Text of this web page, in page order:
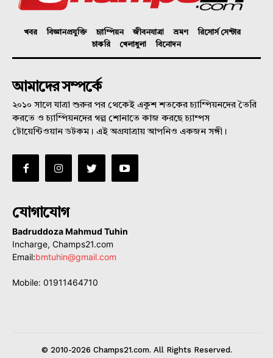
খবর বিজ্ঞানপ্রযুক্তি চ্যাম্পিয়ন জীবনযাত্রা ভ্রমণ
রিসোর্স সেন্টার
চাকরি
খেলাধুলা বিনোদন
আমাদের সম্পর্কে
২০১০ সালে যাত্রা শুরুর পর থেকেই একুশ শতকের চ্যাম্পিয়নদের তৈরি
করতে ও চ্যাম্পিয়নদের গল্প শোনাতে কাজ করছে চ্যাম্পস
টোয়েন্টিওয়ান ডটকম। এই অগ্রযাত্রায় আপনিও একজন সঙ্গী।
যোগাযোগ
Badruddoza Mahmud Tuhin
Incharge, Champs21.com
Email:bmtuhin@gmail.com
Mobile: 01911464710
© 2010-2026 Champs21.com. All Rights Reserved.